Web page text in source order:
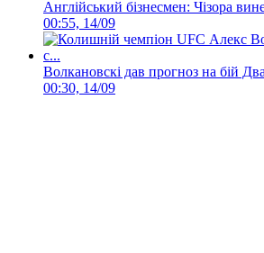
Англійський бізнесмен: Чізора
00:55, 14/09
Волкановскі дав прогноз на бій
00:30, 14/09